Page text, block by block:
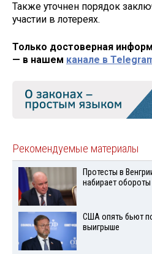
Также уточнен порядок
участии в лотереях.
Только достоверная
— в нашем канале в
Рекомендуемые материалы
Протесты в
набирает обороты
США опять бьют
выигрыше